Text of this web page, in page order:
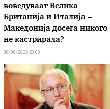
воведуваат Велика
Британија и Италија –
Македонија досега никого
не кастрирала?
08/08/2026 20:08